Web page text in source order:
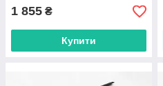
1 855 ₴
Купити